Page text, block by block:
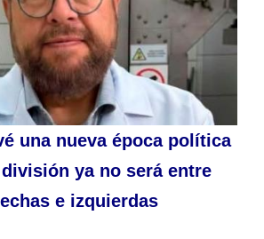
una nueva época política
ya no será entre
e izquierdas